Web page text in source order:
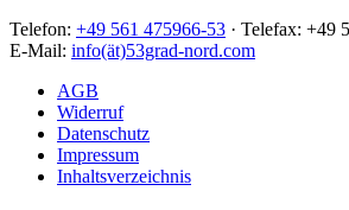
Telefon: +49 561 475966-53 · Telefax: +49
E-Mail: info(ät)53grad-nord.com
AGB
Widerruf
Datenschutz
Impressum
Inhaltsverzeichnis